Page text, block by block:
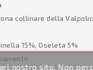
collinare della
15%, Oseleta 5%
nostro sito. Non